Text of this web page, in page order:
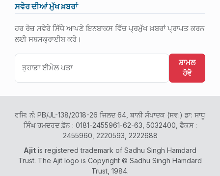
ਸਵੇਰ ਦੀਆਂ ਮੁੱਖ ਖ਼ਬਰਾਂ
ਹਰ ਰੋਜ਼ ਸਵੇਰੇ ਸਿੱਧੇ ਆਪਣੇ ਇਨਬਾਕਸ ਵਿੱਚ ਪ੍ਰਮੁੱਖ ਖ਼ਬਰਾਂ ਪ੍ਰਾਪਤ ਕਰਨ
ਲਈ ਸਬਸਕ੍ਰਾਈਬ ਕਰੋ।
ਸ਼ਾਮਲ
ਹੋਵੋ
ਰਜਿ: ਨੰ: PB/JL-138/2018-26 ਜਿਲਦ 64, ਬਾਨੀ ਸੰਪਾਦਕ (ਸਵ:) ਡਾ: ਸਾਧੂ
ਸਿੰਘ ਹਮਦਰਦ ਫ਼ੋਨ : 0181-2455961-62-63, 5032400, ਫੈਕਸ :
2455960, 2220593, 2222688
Ajit is registered trademark of Sadhu Singh Hamdard
Trust. The Ajit logo is Copyright © Sadhu Singh Hamdard
Trust, 1984.